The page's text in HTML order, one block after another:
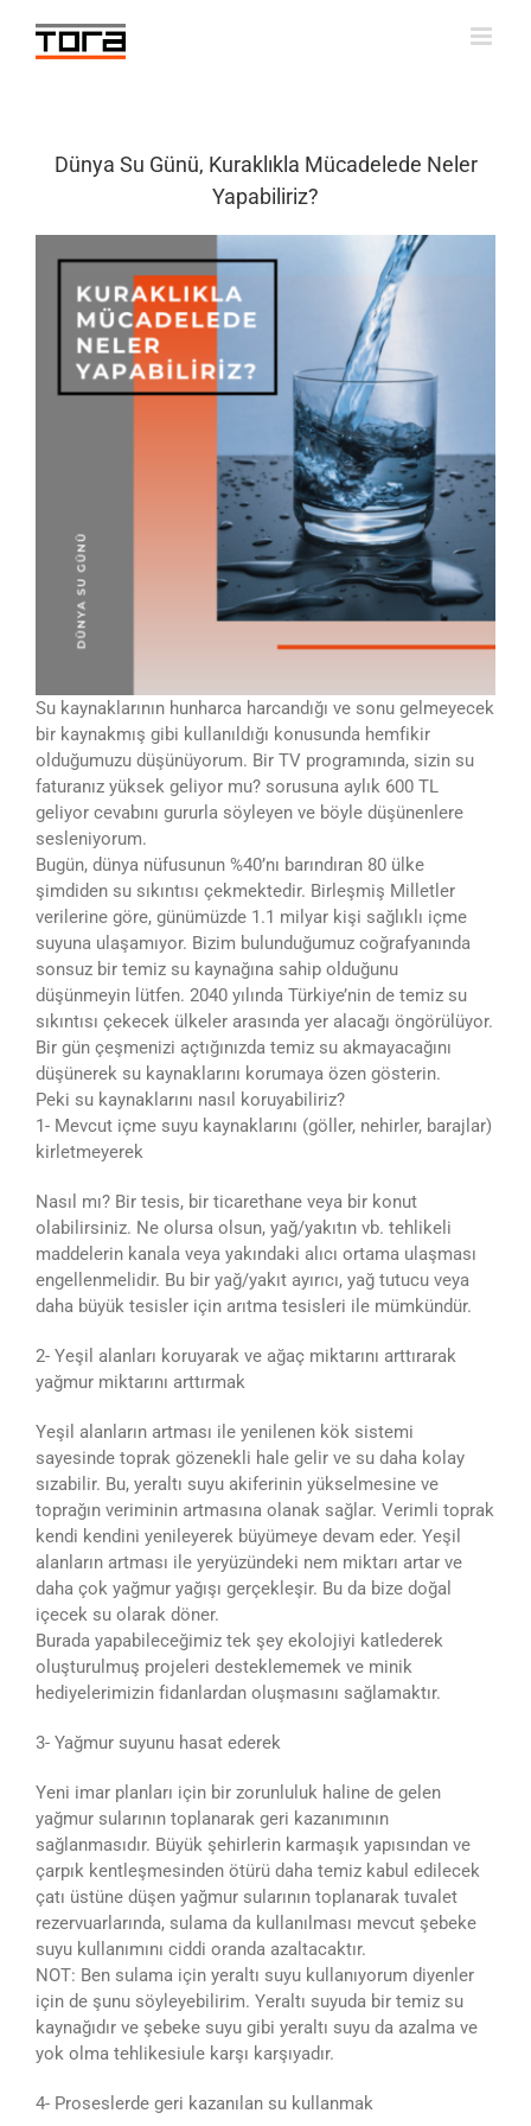
content
Dünya Su Günü, Kuraklıkla Mücadelede Neler
Yapabiliriz?
Su kaynaklarının hunharca harcandığı ve sonu gelmeyecek
bir kaynakmış gibi kullanıldığı konusunda hemfikir
olduğumuzu düşünüyorum. Bir TV programında, sizin su
faturanız yüksek geliyor mu? sorusuna aylık 600 TL
geliyor cevabını gururla söyleyen ve böyle düşünenlere
sesleniyorum.
Bugün, dünya nüfusunun %40’nı barındıran 80 ülke
şimdiden su sıkıntısı çekmektedir. Birleşmiş Milletler
verilerine göre, günümüzde 1.1 milyar kişi sağlıklı içme
suyuna ulaşamıyor. Bizim bulunduğumuz coğrafyanında
sonsuz bir temiz su kaynağına sahip olduğunu
düşünmeyin lütfen. 2040 yılında Türkiye’nin de temiz su
sıkıntısı çekecek ülkeler arasında yer alacağı öngörülüyor.
Bir gün çeşmenizi açtığınızda temiz su akmayacağını
düşünerek su kaynaklarını korumaya özen gösterin.
Peki su kaynaklarını nasıl koruyabiliriz?
1- Mevcut içme suyu kaynaklarını (göller, nehirler, barajlar)
kirletmeyerek
Nasıl mı? Bir tesis, bir ticarethane veya bir konut
olabilirsiniz. Ne olursa olsun, yağ/yakıtın vb. tehlikeli
maddelerin kanala veya yakındaki alıcı ortama ulaşması
engellenmelidir. Bu bir yağ/yakıt ayırıcı, yağ tutucu veya
daha büyük tesisler için arıtma tesisleri ile mümkündür.
2- Yeşil alanları koruyarak ve ağaç miktarını arttırarak
yağmur miktarını arttırmak
Yeşil alanların artması ile yenilenen kök sistemi
sayesinde toprak gözenekli hale gelir ve su daha kolay
sızabilir. Bu, yeraltı suyu akiferinin yükselmesine ve
toprağın veriminin artmasına olanak sağlar. Verimli toprak
kendi kendini yenileyerek büyümeye devam eder. Yeşil
alanların artması ile yeryüzündeki nem miktarı artar ve
daha çok yağmur yağışı gerçekleşir. Bu da bize doğal
içecek su olarak döner.
Burada yapabileceğimiz tek şey ekolojiyi katlederek
oluşturulmuş projeleri desteklememek ve minik
hediyelerimizin fidanlardan oluşmasını sağlamaktır.
3- Yağmur suyunu hasat ederek
Yeni imar planları için bir zorunluluk haline de gelen
yağmur sularının toplanarak geri kazanımının
sağlanmasıdır. Büyük şehirlerin karmaşık yapısından ve
çarpık kentleşmesinden ötürü daha temiz kabul edilecek
çatı üstüne düşen yağmur sularının toplanarak tuvalet
rezervuarlarında, sulama da kullanılması mevcut şebeke
suyu kullanımını ciddi oranda azaltacaktır.
NOT: Ben sulama için yeraltı suyu kullanıyorum diyenler
için de şunu söyleyebilirim. Yeraltı suyuda bir temiz su
kaynağıdır ve şebeke suyu gibi yeraltı suyu da azalma ve
yok olma tehlikesiule karşı karşıyadır.
4- Proseslerde geri kazanılan su kullanmak